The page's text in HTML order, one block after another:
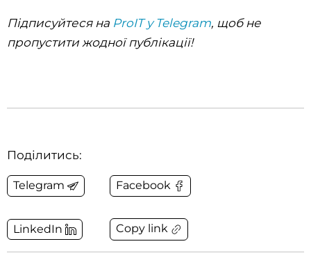
Підписуйтеся на ProIT у Telegram, щоб не
пропустити жодної публікації!
Поділитись:
Telegram Facebook
LinkedIn Copy link